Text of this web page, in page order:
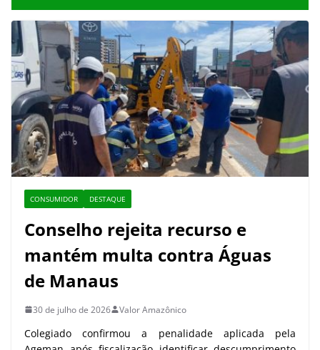
CONSUMIDOR DESTAQUE
Conselho rejeita recurso e
mantém multa contra Águas
de Manaus
30 de julho de 2026 Valor Amazônico
Colegiado confirmou a penalidade aplicada pela